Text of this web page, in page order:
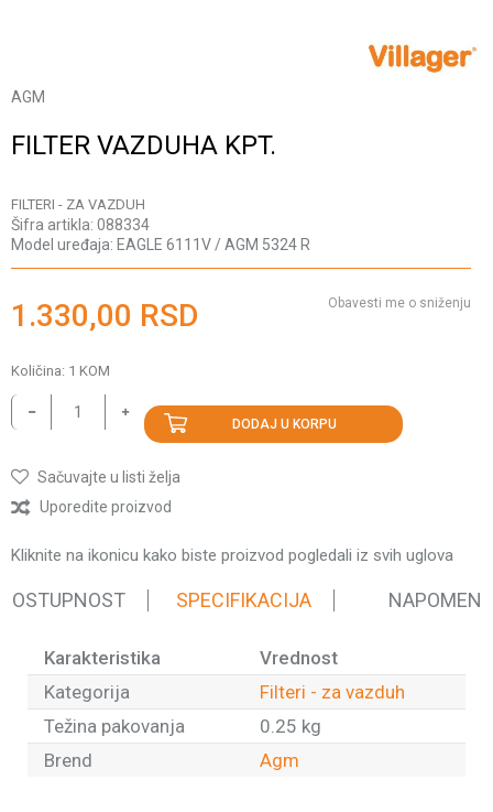
AGM
FILTER VAZDUHA KPT.
FILTERI - ZA VAZDUH
Šifra artikla: 088334
Model uređaja: EAGLE 6111V / AGM 5324 R
1.330,00 RSD Obavesti me o sniženju
Količina: 1 KOM
DODAJ U KORPU
Sačuvajte u listi želja
Uporedite proizvod
Kliknite na ikonicu kako biste proizvod pogledali iz svih uglova
SPECIFIKACIJA NAPOMENA
Karakteristika
Vrednost
Kategorija
Filteri - za vazduh
Težina pakovanja
0.25 kg
Brend
Agm